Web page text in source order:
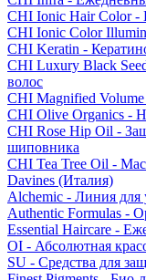
CHI Ionic Hair Color -
CHI Ionic Color
CHI Keratin -
CHI Luxury Black
волос
CHI Magnified
CHI Olive Organics -
CHI Rose Hip Oil -
шиповника
CHI Tea Tree Oil -
Davines (Италия)
Alchemic - Линия для
Authentic Formulas -
Essential Haircare -
OI - Абсолютная
SU - Средства для